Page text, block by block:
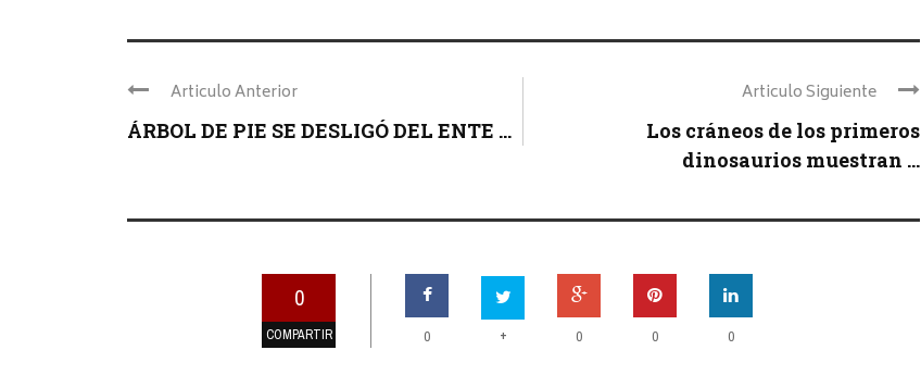
Articulo Anterior
ÁRBOL DE PIE SE DESLIGÓ DEL ENTE ...
Articulo Siguiente
Los cráneos de los primeros
dinosaurios muestran ...
0
COMPARTIR 0 + 0 0 0